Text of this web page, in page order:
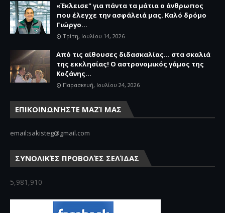
«Έκλεισε" για πάντα τα μάτια ο άνθρωπος
που έλεγχε την ασφάλειά μας. Καλό δρόμο
Γιώργο...
Τρίτη, Ιουλίου 14, 2026
Από τις αίθουσες διδασκαλίας… στα σκαλιά
της εκκλησίας! Ο αστρονομικός γάμος της
Κοζάνης...
Παρασκευή, Ιουλίου 24, 2026
ΕΠΙΚΟΙΝΩΝΉΣΤΕ ΜΑΖΊ ΜΑΣ
email:sakisteg@gmail.com
ΣΥΝΟΛΙΚΈΣ ΠΡΟΒΟΛΈΣ ΣΕΛΊΔΑΣ
5,981,910